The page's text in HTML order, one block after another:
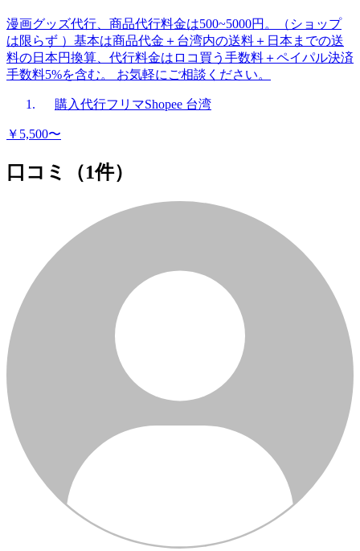
漫画グッズ代行、商品代行料金は500~5000円。（ショップ
は限らず ）基本は商品代金＋台湾内の送料＋日本までの送
料の日本円換算、代行料金はロコ買う手数料＋ペイパル決済
手数料5%を含む。 お気軽にご相談ください。
購入代行フリマShopee 台湾
￥5,500〜
口コミ （1件）